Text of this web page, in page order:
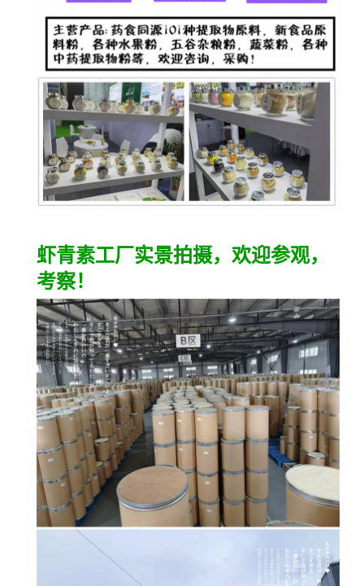
虾青素工厂实景拍摄，欢迎参观，
考察！